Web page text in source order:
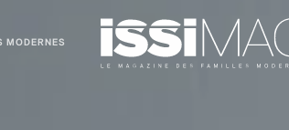
MODERNES